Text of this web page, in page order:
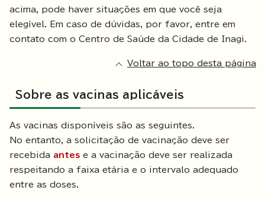
acima, pode haver situações em que você seja
elegível. Em caso de dúvidas, por favor, entre em
contato com o Centro de Saúde da Cidade de Inagi.
Voltar ao topo desta página
Sobre as vacinas aplicáveis
As vacinas disponíveis são as seguintes.
No entanto, a solicitação de vacinação deve ser
recebida antes e a vacinação deve ser realizada
respeitando a faixa etária e o intervalo adequado
entre as doses.